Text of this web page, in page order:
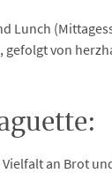
Lunch
von
an Brot